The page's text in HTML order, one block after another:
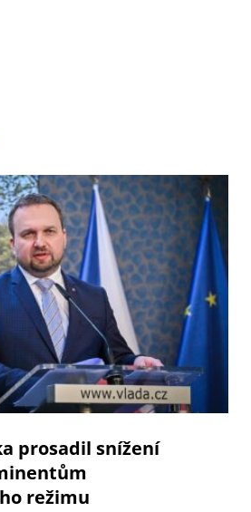
prosadil snížení
režimu